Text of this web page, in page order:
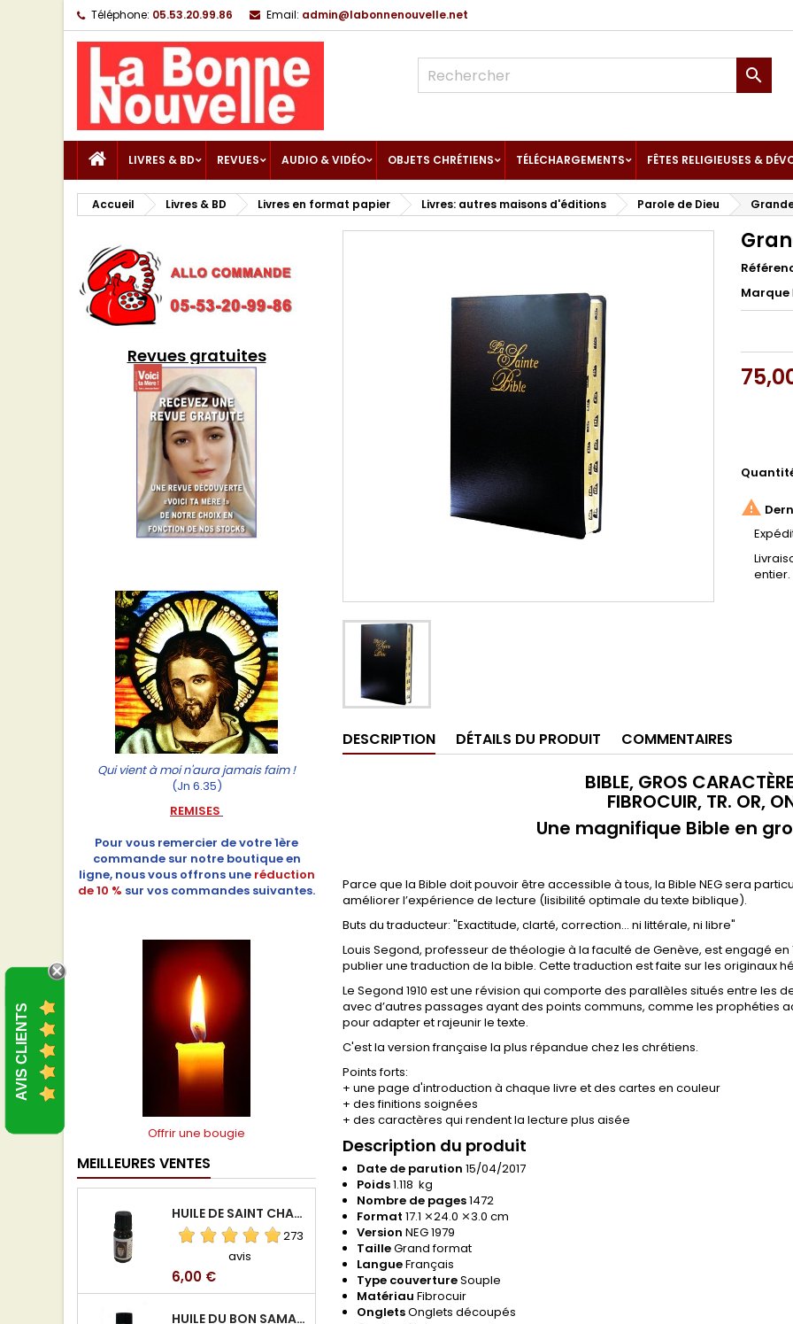
Téléphone: 05.53.20.99.86 Email: admin@labonnenouvelle.net

LIVRES & BD REVUES AUDIO & VIDÉO OBJETS CHRÉTIENS TÉLÉCHARGEMENTS FÊTES RELIGIEUSES &
Accueil Livres & BD Livres en format papier Livres: autres maisons d'éditions Parole de Dieu
Revues gratuites
Qui vient à moi n'aura jamais faim !
(Jn 6.35)
REMISES
Pour vous remercier de votre 1ère
commande sur notre boutique en
ligne, nous vous offrons une réduction
de 10 % sur vos commandes suivantes.
Offrir une bougie
MEILLEURES VENTES
HUILE DE SAINT CHARBEL
273
avis
Prix
6,00 €
HUILE DU BON SAMARITAIN
Marque

entier.
DESCRIPTION DÉTAILS DU PRODUIT COMMENTAIRES
BIBLE, GROS
FIBROCUIR, TR. OR,
Une magnifique Bible en
Parce que la Bible doit pouvoir être accessible à tous, la Bible NEG sera
améliorer l’expérience de lecture (lisibilité optimale du texte biblique).
Buts du traducteur: "Exactitude, clarté, correction... ni littérale, ni libre"
Louis Segond, professeur de théologie à la faculté de Genève, est engagé
publier une traduction de la bible. Cette traduction est faite sur les originaux
Le Segond 1910 est une révision qui comporte des parallèles situés entre les
avec d’autres passages ayant des points communs, comme les prophéties
pour adapter et rajeunir le texte.
C'est la version française la plus répandue chez les chrétiens.
Points forts:
+ une page d'introduction à chaque livre et des cartes en couleur
+ des finitions soignées
+ des caractères qui rendent la lecture plus aisée
Description du produit
Date de parution 15/04/2017
Poids1.118 kg
Nombre de pages1472
Format 17.1 ⨯24.0 ⨯3.0 cm
Version NEG 1979
TailleGrand format
LangueFrançais
Type couvertureSouple
Matériau Fibrocuir
OngletsOnglets découpés
AVIS CLIENTS